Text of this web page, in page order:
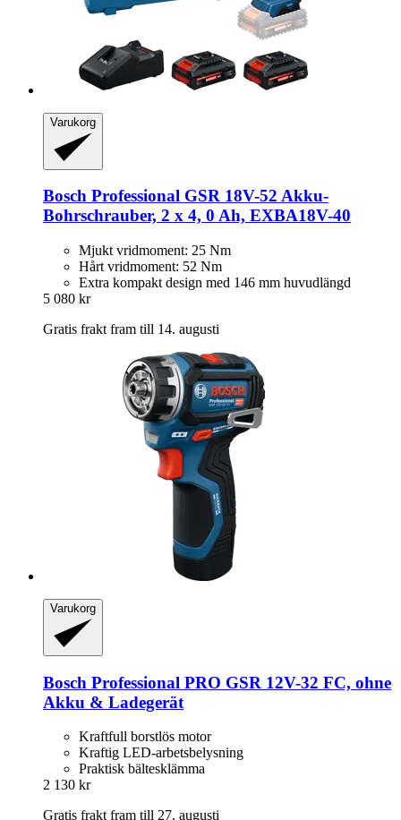
Varukorg
Bosch Professional GSR 18V-​52 Akku-​
Bohrschrauber, 2 x 4, 0 Ah, EXBA18V-​40
Mjukt vridmoment: 25 Nm
Hårt vridmoment: 52 Nm
Extra kompakt design med 146 mm huvudlängd
5 080 kr
Gratis frakt fram till 14. augusti
Varukorg
Bosch Professional PRO GSR 12V-​32 FC, ohne
Akku & Ladegerät
Kraftfull borstlös motor
Kraftig LED-arbetsbelysning
Praktisk bältesklämma
2 130 kr
Gratis frakt fram till 27. augusti